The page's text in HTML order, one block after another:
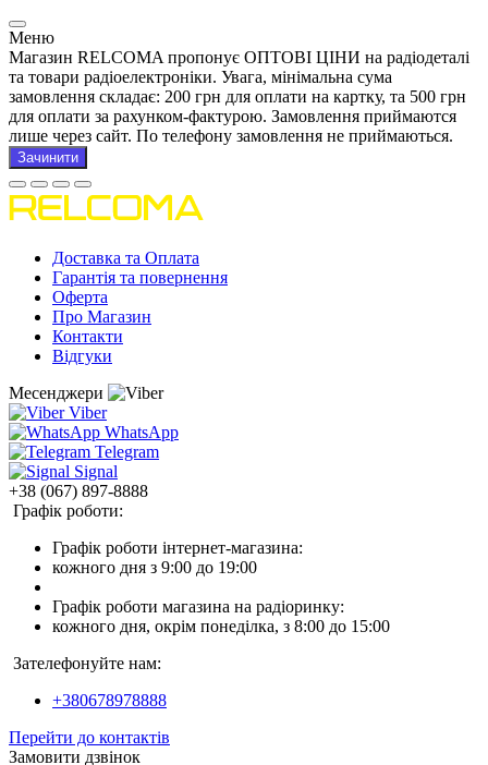
Меню
Магазин RELCOMA пропонує ОПТОВІ ЦІНИ на радіодеталі
та товари радіоелектроніки. Увага, мінімальна сума
замовлення складає: 200 грн для оплати на картку, та 500 грн
для оплати за рахунком-фактурою. Замовлення приймаются
лише через сайт. По телефону замовлення не приймаються.
Зачинити
Доставка та Оплата
Гарантія та повернення
Оферта
Про Магазин
Контакти
Відгуки
Месенджери
Viber
WhatsApp
Telegram
Signal
+38 (067) 897-8888
Графік роботи:
Графік роботи інтернет-магазина:
кожного дня з 9:00 до 19:00
Графік роботи магазина на радіоринку:
кожного дня, окрім понеділка, з 8:00 до 15:00
Зателефонуйте нам:
+380678978888
Перейти до контактів
Замовити дзвінок